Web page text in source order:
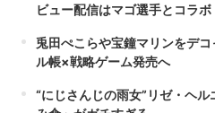
ビュー配信はマゴ選手とコラボ
兎田ぺこらや宝鐘マリンをデ
ル帳×戦略ゲーム発売へ
“にじさんじの雨女”リゼ・ヘ